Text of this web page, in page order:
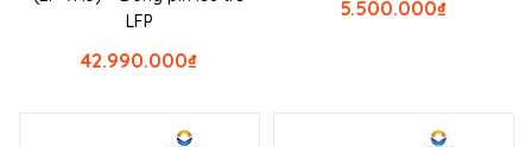
LFP
₫
42.990.000
₫
5.500.000